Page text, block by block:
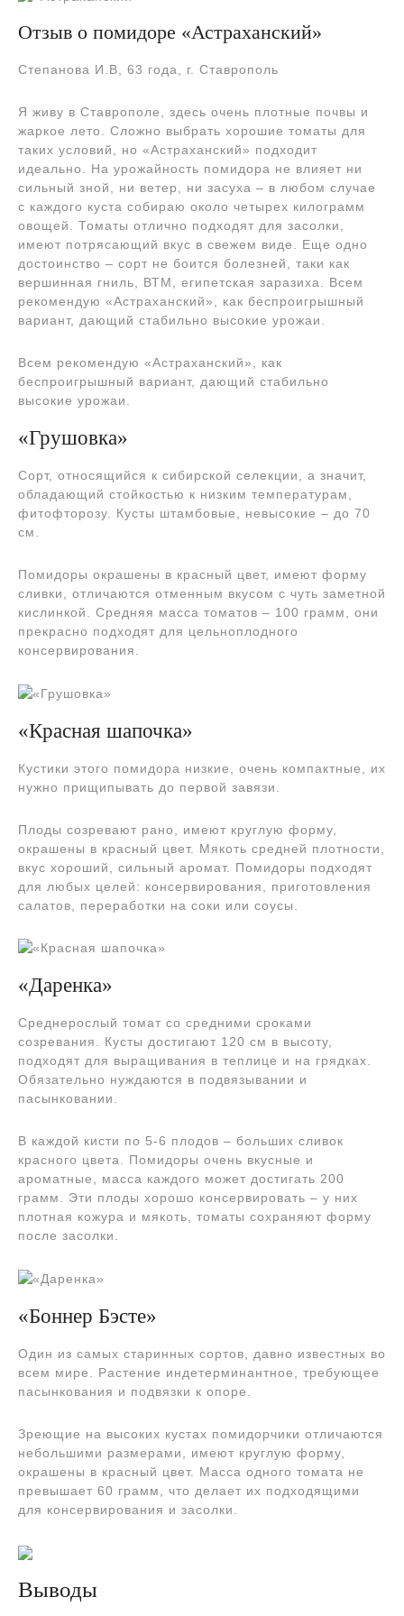
Отзыв о помидоре «Астраханский»
Степанова И.В, 63 года, г. Ставрополь
Я живу в Ставрополе, здесь очень плотные почвы и
жаркое лето. Сложно выбрать хорошие томаты для
таких условий, но «Астраханский» подходит
идеально. На урожайность помидора не влияет ни
сильный зной, ни ветер, ни засуха – в любом случае
с каждого куста собираю около четырех килограмм
овощей. Томаты отлично подходят для засолки,
имеют потрясающий вкус в свежем виде. Еще одно
достоинство – сорт не боится болезней, таки как
вершинная гниль, ВТМ, египетская заразиха. Всем
рекомендую «Астраханский», как беспроигрышный
вариант, дающий стабильно высокие урожаи.
Всем рекомендую «Астраханский», как
беспроигрышный вариант, дающий стабильно
высокие урожаи.
«Грушовка»
Сорт, относящийся к сибирской селекции, а значит,
обладающий стойкостью к низким температурам,
фитофторозу. Кусты штамбовые, невысокие – до 70
см.
Помидоры окрашены в красный цвет, имеют форму
сливки, отличаются отменным вкусом с чуть заметной
кислинкой. Средняя масса томатов – 100 грамм, они
прекрасно подходят для цельноплодного
консервирования.
«Красная шапочка»
Кустики этого помидора низкие, очень компактные, их
нужно прищипывать до первой завязи.
Плоды созревают рано, имеют круглую форму,
окрашены в красный цвет. Мякоть средней плотности,
вкус хороший, сильный аромат. Помидоры подходят
для любых целей: консервирования, приготовления
салатов, переработки на соки или соусы.
«Даренка»
Среднерослый томат со средними сроками
созревания. Кусты достигают 120 см в высоту,
подходят для выращивания в теплице и на грядках.
Обязательно нуждаются в подвязывании и
пасынковании.
В каждой кисти по 5-6 плодов – больших сливок
красного цвета. Помидоры очень вкусные и
ароматные, масса каждого может достигать 200
грамм. Эти плоды хорошо консервировать – у них
плотная кожура и мякоть, томаты сохраняют форму
после засолки.
«Боннер Бэсте»
Один из самых старинных сортов, давно известных во
всем мире. Растение индетерминантное, требующее
пасынкования и подвязки к опоре.
Зреющие на высоких кустах помидорчики отличаются
небольшими размерами, имеют круглую форму,
окрашены в красный цвет. Масса одного томата не
превышает 60 грамм, что делает их подходящими
для консервирования и засолки.
Выводы